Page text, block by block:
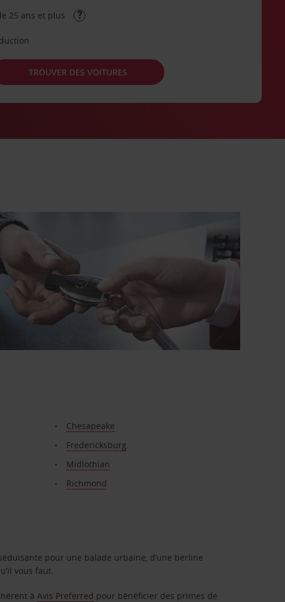
25 ans et plus
TROUVER DES VOITURES
Chesapeake
Fredericksburg
Midlothian
Richmond
pour une balade urbaine, d’une berline
vous faut.
àAvis Preferred pour bénéficier des primes de